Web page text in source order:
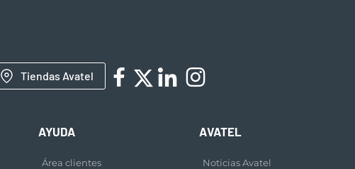
Tiendas Avatel
AYUDA
Área clientes
AVATEL
Noticias Avatel